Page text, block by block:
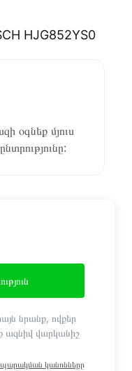
HJG852YS0
օգնեք մյուս
նրանք, ովքեր
ազնիվ վարկանիշ
կանոնները